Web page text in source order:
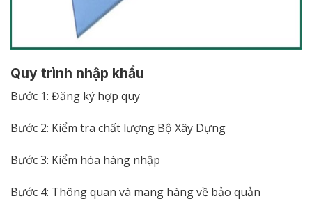
Quy trình nhập khẩu
Bước 1: Đăng ký hợp quy
Bước 2: Kiểm tra chất lượng Bộ Xây Dựng
Bước 3: Kiểm hóa hàng nhập
Bước 4: Thông quan và mang hàng về bảo quản